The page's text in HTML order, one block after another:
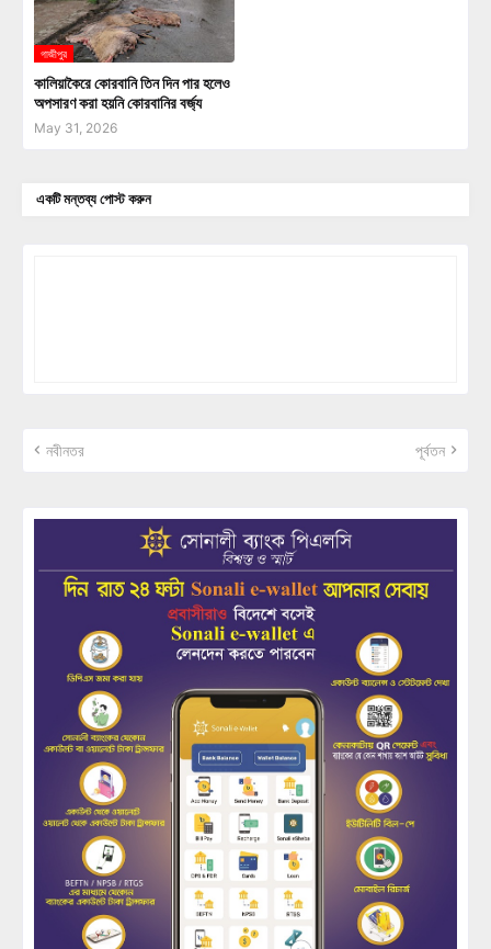
গা‌জীপুর
কালিয়াকৈরে কোরবানি তিন দিন পার হলেও
অপসারণ করা হয়নি কোরবানির বর্জ্য
May 31, 2026
একটি মন্তব্য পোস্ট করুন
নবীনতর পূর্বতন